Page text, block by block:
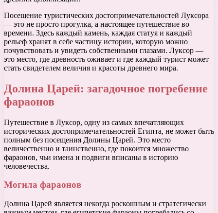
Посещение туристических достопримечательностей Луксора
— это не просто прогулка, а настоящее путешествие во
времени. Здесь каждый камень, каждая статуя и каждый
рельеф хранят в себе частицу истории, которую можно
почувствовать и увидеть собственными глазами. Луксор —
это место, где древность оживает и где каждый турист может
стать свидетелем величия и красоты древнего мира.
Долина Царей: загадочное погребение
фараонов
Путешествие в Луксор, одну из самых впечатляющих
исторических достопримечательностей Египта, не может быть
полным без посещения Долины Царей. Это место
величественно и таинственно, где покоится множество
фараонов, чьи имена и подвиги вписаны в историю
человечества.
Могила фараонов
Долина Царей является некогда роскошным и стратегически